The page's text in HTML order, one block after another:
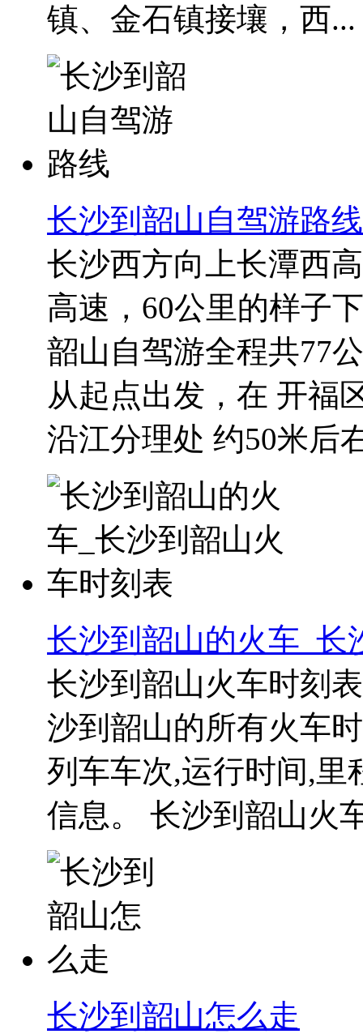
镇、金石镇接壤，西...
长沙到韶山自驾游路线
长沙西方向上长潭西
高速，60公里的样子
韶山自驾游全程共77
从起点出发，在 开福
沿江分理处 约50米后
长沙到韶山的火车_长
长沙到韶山火车时刻
沙到韶山的所有火车
列车车次,运行时间,里
信息。 长沙到韶山火
长沙到韶山怎么走